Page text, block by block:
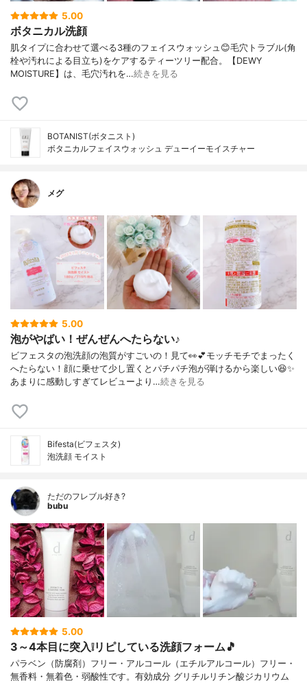
5.00
ボタニカル洗顔
肌タイプに合わせて選べる3種のフェイスウォッシュ😊毛穴トラブル(角
栓や汚れによる目立ち)をケアするティーツリー配合。【DEWY
MOISTURE】は、毛穴汚れを…続きを見る
BOTANIST(ボタニスト)
ボタニカルフェイスウォッシュ デューイーモイスチャー
メグ
5.00
泡がやばい！ぜんぜんへたらない♪
ビフェスタの泡洗顔の泡質がすごいの！見て👀💕モッチモチでまったく
へたらない！顔に乗せて少し置くとパチパチ泡が弾けるから楽しい😆✨
あまりに感動しすぎてレビューより…続きを見る
Bifesta(ビフェスタ)
泡洗顔 モイスト
ただのフレブル好き?
bubu
5.00
3～4本目に突入❕リピしている洗顔フォーム🎵
パラベン（防腐剤）フリー・アルコール（エチルアルコール）フリー・
無香料・無着色・弱酸性です。有効成分 グリチルリチン酸ジカリウム